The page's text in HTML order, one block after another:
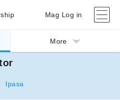
Mag Log in
More
Ipasa